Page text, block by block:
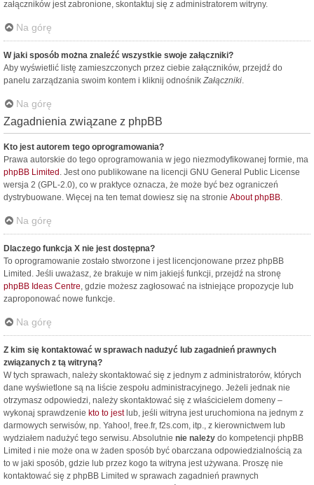
załączników jest zabronione, skontaktuj się z administratorem witryny.
Na górę
W jaki sposób można znaleźć wszystkie swoje załączniki?
Aby wyświetlić listę zamieszczonych przez ciebie załączników, przejdź do
panelu zarządzania swoim kontem i kliknij odnośnik Załączniki.
Na górę
Zagadnienia związane z phpBB
Kto jest autorem tego oprogramowania?
Prawa autorskie do tego oprogramowania w jego niezmodyfikowanej formie, ma
phpBB Limited . Jest ono publikowane na licencji GNU General Public License
wersja 2 (GPL-2.0), co w praktyce oznacza, że może być bez ograniczeń
dystrybuowane. Więcej na ten temat dowiesz się na stronie About phpBB.
Na górę
Dlaczego funkcja X nie jest dostępna?
To oprogramowanie zostało stworzone i jest licencjonowane przez phpBB
Limited. Jeśli uważasz, że brakuje w nim jakiejś funkcji, przejdź na stronę
phpBB Ideas Centre, gdzie możesz zagłosować na istniejące propozycje lub
zaproponować nowe funkcje.
Na górę
Z kim się kontaktować w sprawach nadużyć lub zagadnień prawnych
związanych z tą witryną?
W tych sprawach, należy skontaktować się z jednym z administratorów, których
dane wyświetlone są na liście zespołu administracyjnego. Jeżeli jednak nie
otrzymasz odpowiedzi, należy skontaktować się z właścicielem domeny –
wykonaj sprawdzenie kto to jestlub, jeśli witryna jest uruchomiona na jednym z
darmowych serwisów, np. Yahoo!, free.fr, f2s.com, itp., z kierownictwem lub
wydziałem nadużyć tego serwisu. Absolutnie nie należy do kompetencji phpBB
Limited i nie może ona w żaden sposób być obarczana odpowiedzialnością za
to w jaki sposób, gdzie lub przez kogo ta witryna jest używana. Proszę nie
kontaktować się z phpBB Limited w sprawach zagadnień prawnych